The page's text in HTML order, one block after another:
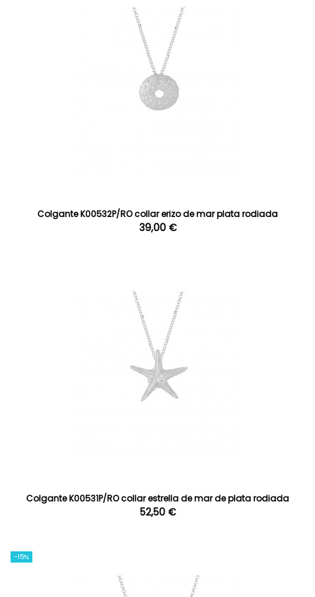
Colgante K00532P/RO collar erizo de mar plata rodiada
39,00 €
Colgante K00531P/RO collar estrella de mar de plata rodiada
52,50 €
-15%